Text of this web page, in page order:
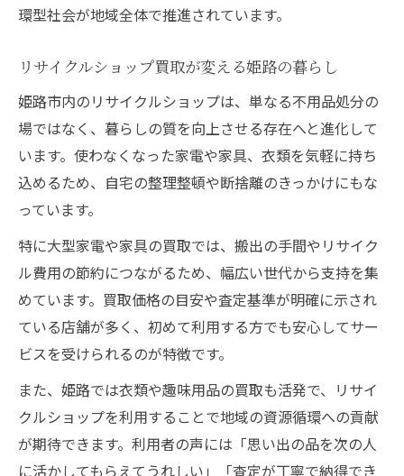
独創的なアイデアが光る姫路市買取の工夫とは
独自の買取サービスが生まれる背景
リサイクルショップ独自の査定ポイント解
大型家電・家具買取で差がつく工夫に迫る
服や趣味アイテムの買取独創的アプローチ
買取で実現するサステナブルな姫路の暮らし
買取活用で実現するエコで快適な暮らし
リユース推進で姫路の持続可能性を高める
大型商品買取で環境配慮型ライフスタイル
服や家電の買取が支えるサステナブル生活
独創性ある買取戦略で地域に貢献する方法
姫路市独自のリユースを叶える買取戦略
姫路ならではの買取戦略とリユース事例
環型社会が地域全体で推進されています。
リサイクルショップ買取が変える姫路の暮らし
姫路市内のリサイクルショップは、単なる不用品処分の
場ではなく、暮らしの質を向上させる存在へと進化して
います。使わなくなった家電や家具、衣類を気軽に持ち
込めるため、自宅の整理整頓や断捨離のきっかけにもな
っています。
特に大型家電や家具の買取では、搬出の手間やリサイク
ル費用の節約につながるため、幅広い世代から支持を集
めています。買取価格の目安や査定基準が明確に示され
ている店舗が多く、初めて利用する方でも安心してサー
ビスを受けられるのが特徴です。
また、姫路では衣類や趣味用品の買取も活発で、リサイ
クルショップを利用することで地域の資源循環への貢献
が期待できます。利用者の声には「思い出の品を次の人
に活かしてもらえてうれしい」「査定が丁寧で納得でき